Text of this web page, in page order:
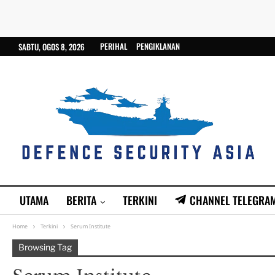
SABTU, OGOS 8, 2026 PERIHAL PENGIKLANAN
UTAMA BERITA TERKINI CHANNEL
Home Terkini Serum Institute
Browsing Tag